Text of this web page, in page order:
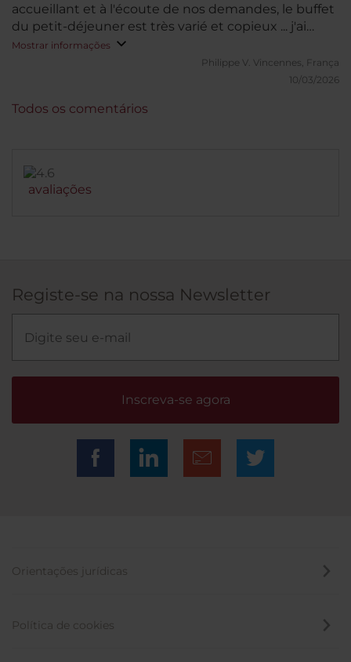
accueillant et à l'écoute de nos demandes, le buffet
du petit-déjeuner est très varié et copieux ... j'ai
vraiment apprécié cet hotel !
Mostrar informações
Philippe V. Vincennes, França
10/03/2026
avaliações
Todos os comentários
Registe-se na nossa Newsletter
Inscreva-se agora
Orientações jurídicas
Política de cookies